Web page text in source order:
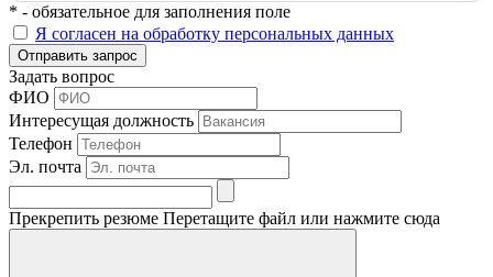
* - обязательное для заполнения поле
Я согласен на обработку персональных данных
Отправить запрос
Задать вопрос
ФИО
Интересущая должность
Телефон
Эл. почта
Прекрепить резюме Перетащите файл или нажмите сюда